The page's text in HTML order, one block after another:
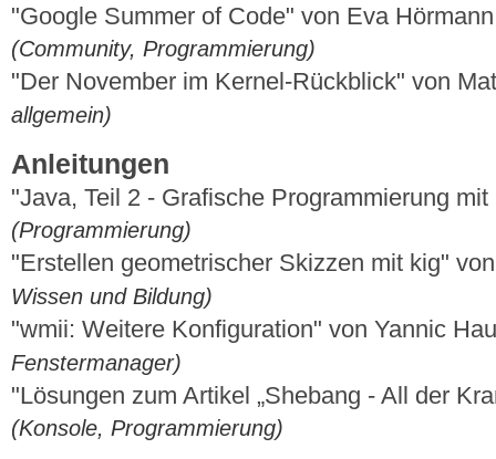
"Google Summer of Code" von Eva
(Community, Programmierung)
"Der November im Kernel-Rückblick" von
allgemein)
Anleitungen
"Java, Teil 2 - Grafische Programmierung
(Programmierung)
"Erstellen geometrischer Skizzen mit kig"
Wissen und Bildung)
"wmii: Weitere Konfiguration" von Yannic
Fenstermanager)
"Lösungen zum Artikel „Shebang - All der
(Konsole, Programmierung)